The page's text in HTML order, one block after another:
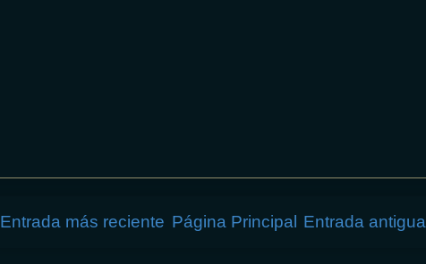
Entrada más reciente Entrada antigua
Página Principal